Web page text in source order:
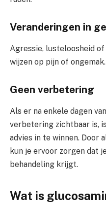
Veranderingen in
Agressie, lusteloosheid
wijzen op pijn of ongemak.
Geen verbetering
Als er na enkele dagen
verbetering zichtbaar is,
advies in te winnen. Door
kun je ervoor zorgen dat
behandeling krijgt.
Wat is